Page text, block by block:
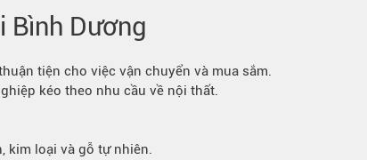
Bình Dương
tiện cho việc vận chuyển và mua sắm.
kéo theo nhu cầu về nội thất.
kim loại và gỗ tự nhiên.